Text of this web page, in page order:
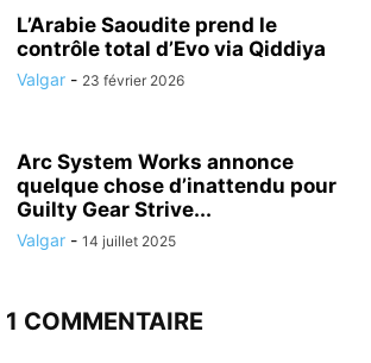
L’Arabie Saoudite prend le
contrôle total d’Evo via Qiddiya
Valgar - 23 février 2026
Arc System Works annonce
quelque chose d’inattendu pour
Guilty Gear Strive...
Valgar - 14 juillet 2025
1 COMMENTAIRE